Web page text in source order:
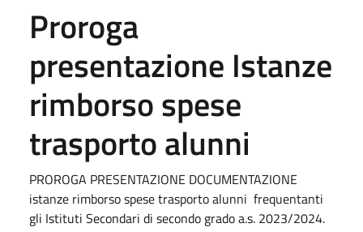
Proroga
presentazione Istanze
rimborso spese
trasporto alunni
PROROGA PRESENTAZIONE DOCUMENTAZIONE
istanze rimborso spese trasporto alunni frequentanti
gli Istituti Secondari di secondo grado a.s. 2023/2024.